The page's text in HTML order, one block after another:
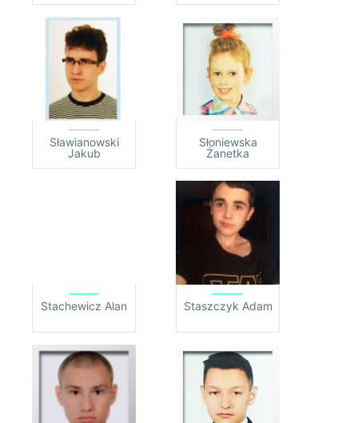
Sławianowski
Jakub
Słoniewska
Żanetka
Stachewicz Alan Staszczyk Adam